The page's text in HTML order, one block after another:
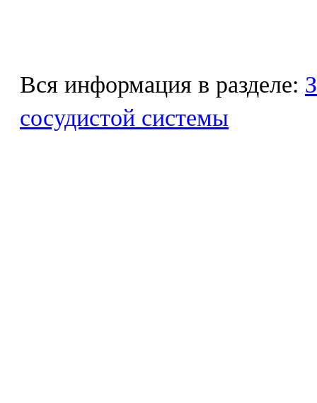
Вся информация в разделе:
сосудистой системы